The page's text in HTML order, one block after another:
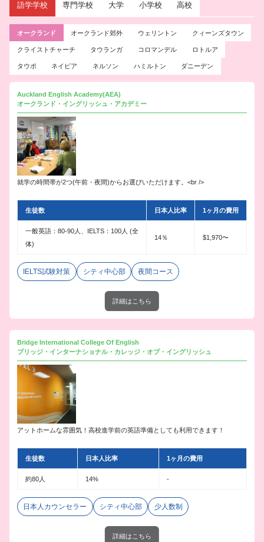
語学学校 専門学校 大学 小学校 高校
オークランド オークランド郊外 ウェリントン クィーンズタウン
クライストチャーチ タウランガ コロマンデル ロトルア
タウポ ネイピア ネルソン ハミルトン ダニーデン
Auckland English Academy(AEA)
オークランド・イングリッシュ・アカデミー
就学の時間帯が2つ(午前・夜間)からお選びいただけます。<br />
生徒数 日本人比率 1ヶ月の費用
一般英語：80-90人、IELTS：100人 (全
体)
14％ $1,970〜
IELTS試験対策 シティ中心部 夜間コース
詳細はこちら
Bridge International College Of English
ブリッジ・インターナショナル・カレッジ・オブ・イングリッシュ
アットホームな雰囲気！高校進学前の英語準備としても利用できます！
生徒数 日本人比率 1ヶ月の費用
約80人 14% -
日本人カウンセラー シティ中心部 少人数制
詳細はこちら